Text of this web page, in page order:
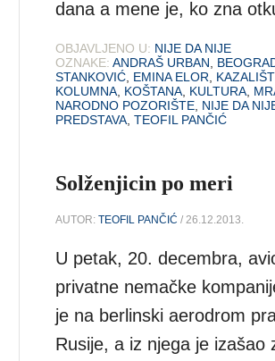
dana a mene je, ko zna
OBJAVLJENO U: NIJE DA NIJE
OZNAKE: ANDRAŠ URBAN
STANKOVIĆ EMINA ELOR
KOLUMNA KOŠTANA KULTURA
NARODNO POZORIŠTE NIJE DA
PREDSTAVA ,TEOFIL PANČIĆ
Solženjicin po meri
AUTOR:TEOFIL PANČIĆ / 26.12.2013.
U petak, 20. decembra,
privatne nemačke
je na berlinski aerodrom
Rusije, a iz njega je izašao